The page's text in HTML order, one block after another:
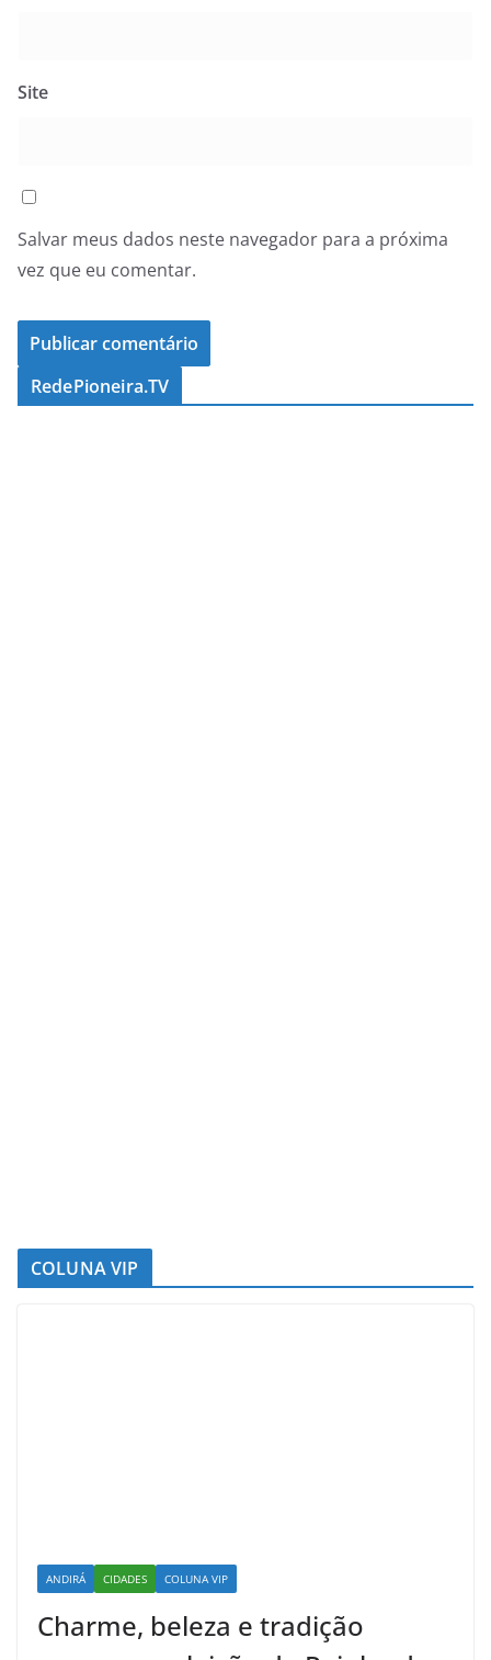
Site
Salvar meus dados neste navegador para a próxima
vez que eu comentar.
RedePioneira.TV
COLUNA VIP
ANDIRÁ CIDADES COLUNA VIP
Charme, beleza e tradição